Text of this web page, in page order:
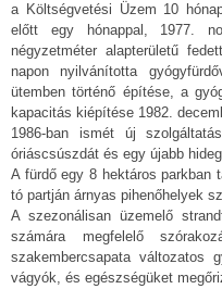
a Költségvetési Üzem 10
előtt egy hónappal, 1977.
négyzetméter alapterületű
napon nyilvánította
ütemben történő építése, a
kapacitás kiépítése 1982.
1986-ban ismét új
óriáscsúszdát és egy újabb
A fürdő egy 8 hektáros parkban
tó partján árnyas pihenőhelyek
A szezonálisan üzemelő
számára megfelelő
szakembercsapata változatos
vágyók, és egészségüket